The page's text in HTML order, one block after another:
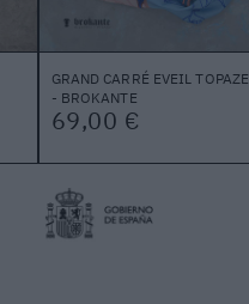
GRAND CARRÉ EVEIL TOPAZE
- BROKANTE
69,00 €